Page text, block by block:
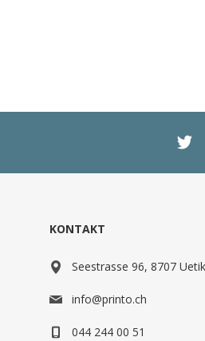
KONTAKT
Seestrasse 96, 8707
info@printo.ch
044 244 00 51